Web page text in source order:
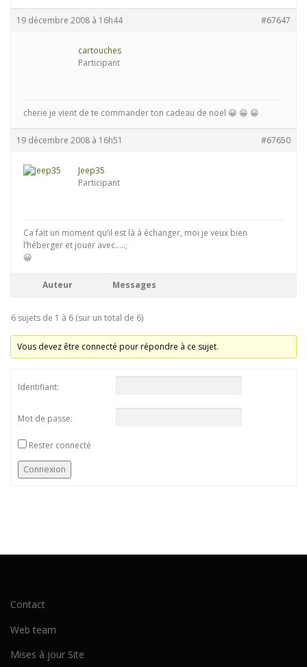
19 décembre 2008 à 16h44 #67647
cartouches
Participant
cherie je vient de te commander ton cadeau de noel 😀 😀 😀
19 décembre 2008 à 16h51 #67650
Jeep35
Participant
Ca fait un moment qu’il est là à échanger, moi je veux bien
l’héberger et jouer avec…..;
😀
Auteur Messages
6 sujets de 1 à 6 (sur un total de 6)
Vous devez être connecté pour répondre à ce sujet.
Identifiant:
Mot de passe:
Rester connecté
Connexion
Contact
Web team
Mises à jour Site